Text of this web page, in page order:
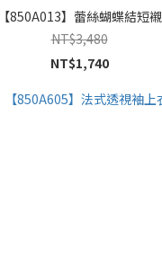
【850A013】蕾絲蝴蝶結短襯
NT$3,480
NT$1,740